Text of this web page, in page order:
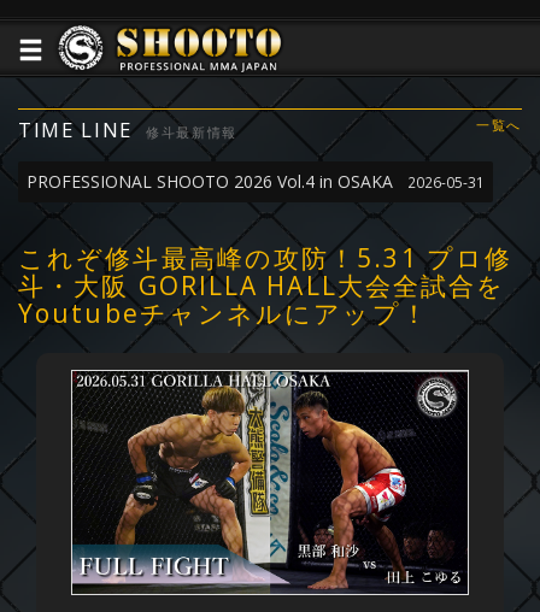
TIME LINE 修斗最新情報 一覧へ
PROFESSIONAL SHOOTO 2026 Vol.4 in OSAKA 2026-05-31
これぞ修斗最高峰の攻防！5.31 プロ修
斗・大阪 GORILLA HALL大会全試合を
Youtubeチャンネルにアップ！